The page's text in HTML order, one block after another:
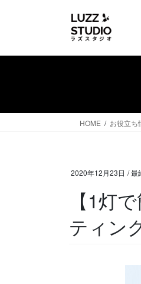
HOME お役立ち
2020年12月23日 / 最
【1灯
ティン